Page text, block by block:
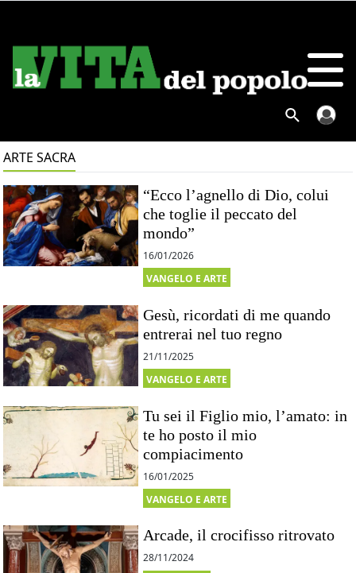
ARTE SACRA
“Ecco l’agnello di Dio, colui
che toglie il peccato del
mondo”
16/01/2026
VANGELO E ARTE
Gesù, ricordati di me quando
entrerai nel tuo regno
21/11/2025
VANGELO E ARTE
Tu sei il Figlio mio, l’amato: in
te ho posto il mio
compiacimento
16/01/2025
VANGELO E ARTE
Arcade, il crocifisso ritrovato
28/11/2024